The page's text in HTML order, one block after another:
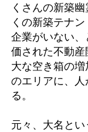
くさんの新築
くの新築テナ
企業がいない
価された不動
大な空き箱の
のエリアに、
る。
元々、大名と